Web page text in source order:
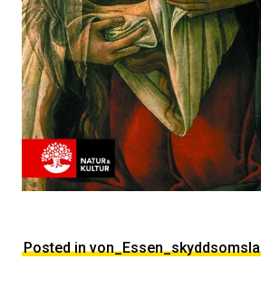
Posted in